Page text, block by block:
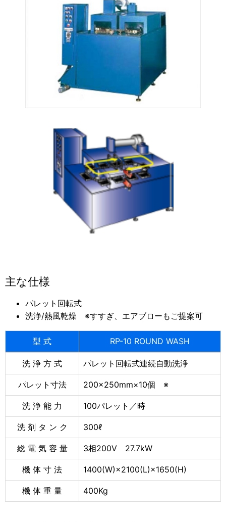
主な仕様
パレット回転式
洗浄/熱風乾燥 ※すすぎ、エアブローもご提案可
型 式 RP-10 ROUND WASH
洗 浄 方 式 パレット回転式連続自動洗浄
パレット寸法 200×250mm×10個 ※
洗 浄 能 力 100パレット／時
洗 剤 タ ン ク 300ℓ
総 電 気 容 量 3相200V 27.7kW
機 体 寸 法 1400(W)×2100(L)×1650(H)
機 体 重 量 400Kg